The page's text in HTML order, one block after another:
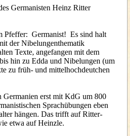
Germanisten Heinz Ritter
Pfeffer: Germanist! Es sind halt
der Nibelungenthematik
Texte, angefangen mit dem
hin zu Edda und Nibelungen (um
zu früh- und mittelhochdeutchen
erst mit KdG um 800
Sprachübungen eben
hängen. Das trifft auf Ritter-
etwa auf Heinzle.